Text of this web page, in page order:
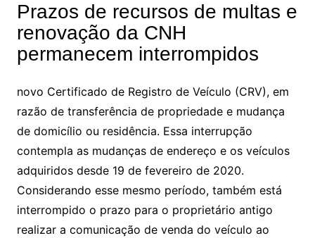
Prazos de recursos de multas e
renovação da CNH
permanecem interrompidos
novo Certificado de Registro de Veículo (CRV), em
razão de transferência de propriedade e mudança
de domicílio ou residência. Essa interrupção
contempla as mudanças de endereço e os veículos
adquiridos desde 19 de fevereiro de 2020.
Considerando esse mesmo período, também está
interrompido o prazo para o proprietário antigo
realizar a comunicação de venda do veículo ao